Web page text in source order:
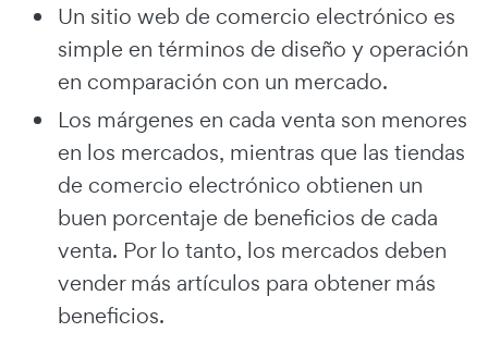
Un sitio web de comercio electrónico es
simple en términos de diseño y operación
en comparación con un mercado.
Los márgenes en cada venta son menores
en los mercados, mientras que las tiendas
de comercio electrónico obtienen un
buen porcentaje de beneficios de cada
venta. Por lo tanto, los mercados deben
vender más artículos para obtener más
beneficios.